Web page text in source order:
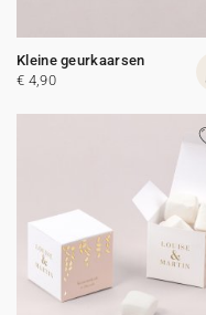
Kleine geurkaarsen
€ 4,90